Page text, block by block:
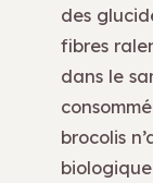
des
fibres
dans le
brocolis